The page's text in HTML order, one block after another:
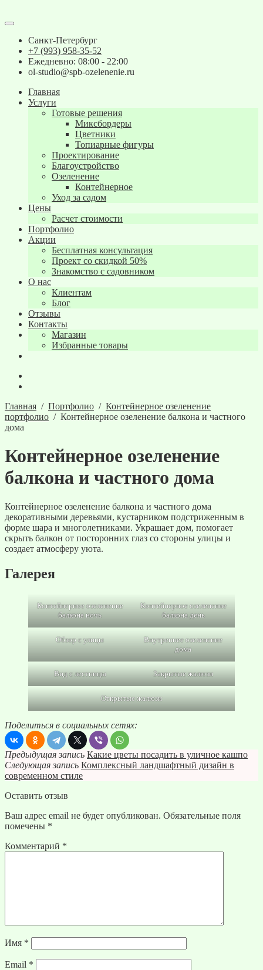
Санкт-Петербург
+7 (993) 958-35-52
Ежедневно: 08:00 - 22:00
ol-studio@spb-ozelenenie.ru
Главная
Услуги
Готовые решения
Миксбордеры
Цветники
Топиарные фигуры
Проектирование
Благоустройство
Озеленение
Контейнерное
Уход за садом
Цены
Расчет стоимости
Портфолио
Акции
Бесплатная консультация
Проект со скидкой 50%
Знакомство с садовником
О нас
Клиентам
Блог
Отзывы
Контакты
Магазин
Избранные товары
Главная / Портфолио / Контейнерное озеленение
портфолио / Контейнерное озеленение балкона и частного
дома
Контейнерное озеленение
балкона и частного дома
Контейнерное озеленение балкона и частного дома
декоративными деревьями, кустарником подстриженным в
форме шара и многолетниками. Украшает дом, помогает
скрыть балкон от посторонних глаз со стороны улицы и
создает атмосферу уюта.
Галерея
Контейнерное озеленение
балкона ночь
Контейнерное озеленение
балкона день
Обзор с улицы
Внутреннее озеленение
дома
Вид с лестницы Закрытые жалюзи
Открытые жалюзи
Поделиться в социальных сетях:
Предыдущая запись Какие цветы посадить в уличное кашпо
Следующая запись Комплексный ландшафтный дизайн в
современном стиле
Оставить отзыв
Ваш адрес email не будет опубликован. Обязательные поля
помечены *
Комментарий *
Имя *
Email *